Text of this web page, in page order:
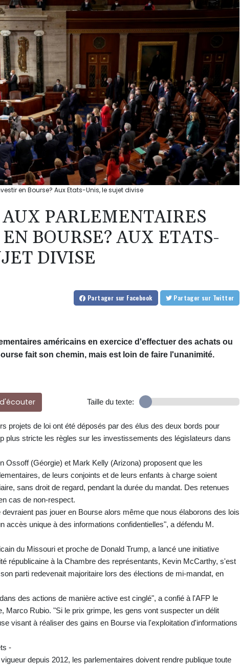
en Bourse? Aux Etats-Unis, le sujet divise
PARLEMENTAIRES
BOURSE? AUX ETATS-
DIVISE
Partager sur Facebook Partager sur Twitter
américains en exercice d'effectuer des achats ou
fait son chemin, mais est loin de faire l'unanimité.
Taille du texte:
projets de loi ont été déposés par des élus des deux bords pour
plus stricte les règles sur les investissements des législateurs dans
Ossoff (Géorgie) et Mark Kelly (Arizona) proposent que les
de leurs conjoints et de leurs enfants à charge soient
sans droit de regard, pendant la durée du mandat. Des retenues
cas de non-respect.
pas jouer en Bourse alors même que nous élaborons des lois
accès unique à des informations confidentielles", a défendu M.
du Missouri et proche de Donald Trump, a lancé une initiative
républicaine à la Chambre des représentants, Kevin McCarthy, s'est
parti redevenait majoritaire lors des élections de mi-mandat, en
des actions de manière active est cinglé", a confié à l'AFP le
Marco Rubio. "Si le prix grimpe, les gens vont suspecter un délit
visant à réaliser des gains en Bourse via l'exploitation d'informations
-
depuis 2012, les parlementaires doivent rendre publique toute